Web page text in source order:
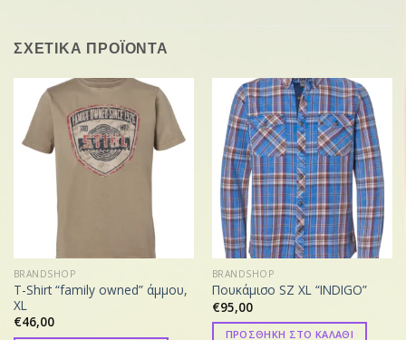
ΣΧΕΤΙΚΑ ΠΡΟΪΟΝΤΑ
BRANDSHOP
T-Shirt “family owned” άμμου,
XL
€46,00
BRANDSHOP
Πουκάμισο SZ XL “INDIGO”
€95,00
ΠΡΟΣΘΗΚΗ ΣΤΟ ΚΑΛΑΘΙ